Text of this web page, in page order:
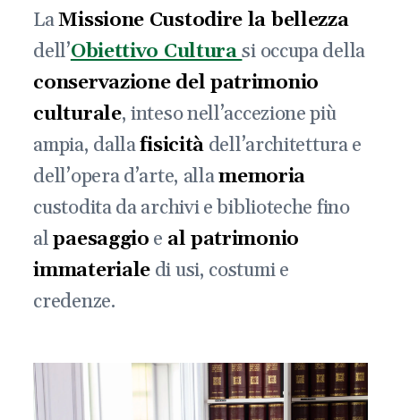
LaMissione Custodire la bellezza
dell’Obiettivo Culturasi occupa della
conservazione del patrimonio
culturale, inteso nell’accezione più
ampia, dallafisicità dell’architettura e
dell’opera d’arte, allamemoria
custodita da archivi e biblioteche fino
alpaesaggio e al patrimonio
immateriale di usi, costumi e
credenze.